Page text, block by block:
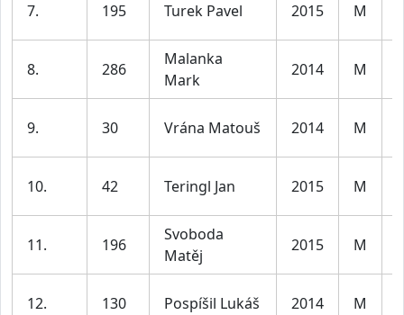
7. 195 Turek Pavel 2015 M
8. 286
Malanka
Mark
2014 M
9. 30 Vrána Matouš 2014 M
10. 42 Teringl Jan 2015 M
11. 196
Svoboda
Matěj
2015 M
12. 130 Pospíšil Lukáš 2014 M